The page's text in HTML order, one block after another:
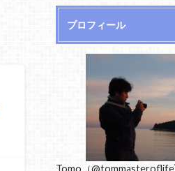
プロフィール
Tomo（